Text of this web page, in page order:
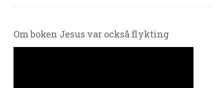
Om boken Jesus var också flykting